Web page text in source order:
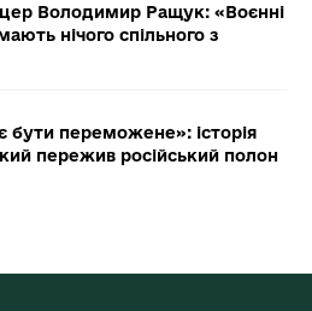
Володимир Ращук: «Воєнні
нічого спільного з
бути переможене»: історія
пережив російський полон